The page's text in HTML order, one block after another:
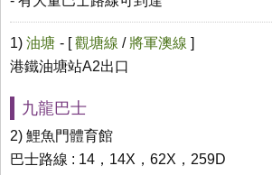
1) 油塘 - [觀塘線 / 將軍澳線 ]
港鐵油塘站A2出口
九龍巴士
2) 鯉魚門體育館
巴士路線 : 14，14X，62X，259D